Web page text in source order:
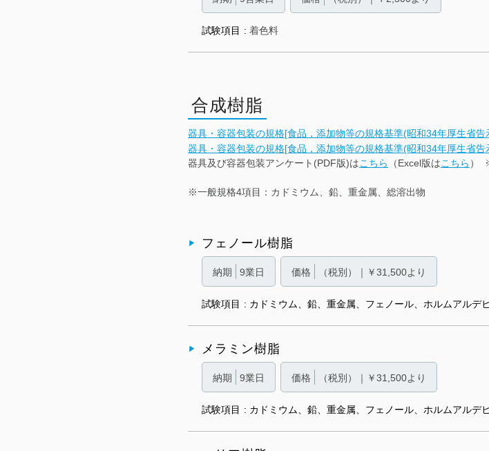
試験項目 着色料
合成樹脂
器具・容器包装の規格[食品，添加物等の規格基準(昭和34年厚生省告
器具・容器包装の規格[食品，添加物等の規格基準(昭和34年厚生省告
器具及び容器包装アンケート(PDF版)はこちら （Excel版はこちら ）
※一般規格4項目：カドミウム、鉛、重金属、総溶出物
フェノール樹脂
納期 9業日 価格 （税別）｜￥31,500より
試験項目 カドミウム、鉛、重金属、フェノール、ホルムアルデ
メラミン樹脂
納期 9業日 価格 （税別）｜￥31,500より
試験項目 カドミウム、鉛、重金属、フェノール、ホルムアルデ